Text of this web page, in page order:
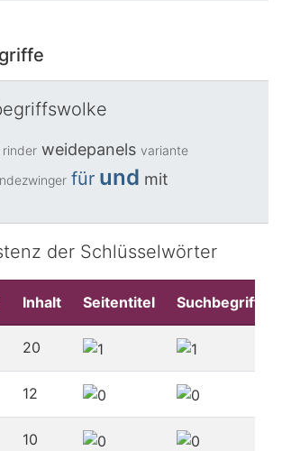
rinder weidepanels variante
für und mit
der Schlüsselwörter
Inhalt Seitentitel Suchbegriffe
20
12
10